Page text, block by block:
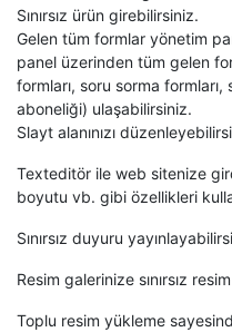
Sınırsız ürün girebilirsiniz.
Gelen tüm formlar yönetim
panel üzerinden tüm gelen
formları, soru sorma
aboneliği) ulaşabilirsiniz.
Slayt alanınızı
Texteditör ile web sitenize
boyutu vb. gibi özellikleri
Sınırsız duyuru
Resim galerinize sınırsız
Toplu resim yükleme